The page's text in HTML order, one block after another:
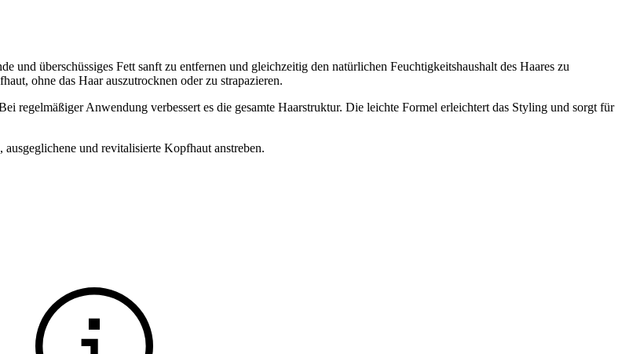
überschüssiges Fett sanft zu entfernen und gleichzeitig den natürlichen Feuchtigkeitshaushalt des Haares zu
ohne das Haar auszutrocknen oder zu strapazieren.
regelmäßiger Anwendung verbessert es die gesamte Haarstruktur. Die leichte Formel erleichtert das Styling und sorgt für
und revitalisierte Kopfhaut anstreben.